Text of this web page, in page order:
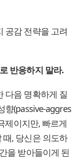
공감 전략을 고려
반응하지 말라.
다음 명확하게 질
향(passive-aggres
제이지만, 빠르게
, 당신은 의도하
을 받아들이게 된